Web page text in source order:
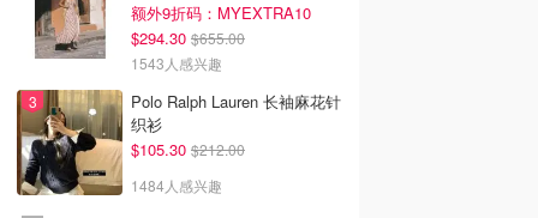
额外9折码：MYEXTRA10
$294.30 $655.00
1543人感兴趣
Polo Ralph Lauren 长袖麻花针
织衫
$105.30 $212.00
1484人感兴趣